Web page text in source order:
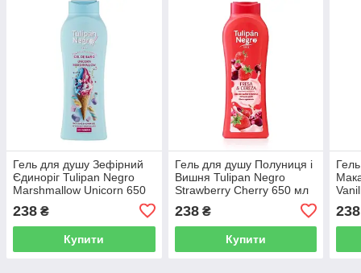
Гель для душу Зефірний
Єдиноріг Tulipan Negro
Marshmallow Unicorn 650
238 ₴
Купити
Гель для душу Полуниця і
Вишня Tulipan Negro
Strawberry Cherry 650 мл
238₴
Купити
238